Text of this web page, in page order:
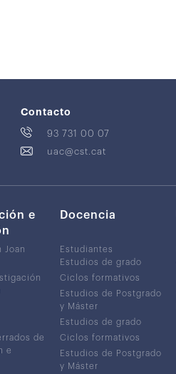
Contacto
93 731 00 07
uac@cst.cat
e
Joan
de
e
Docencia
Estudiantes
Estudios de grado
Ciclos formativos
Estudios de Postgrado
y Máster
Estudios de grado
Ciclos formativos
Estudios de Postgrado
y Máster